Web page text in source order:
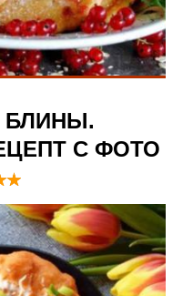
С ФОТО